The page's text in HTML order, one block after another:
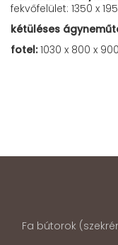
fekvőfelület: 1350 x
kétüléses
fotel:1030 x 800 x
Fa bútorok